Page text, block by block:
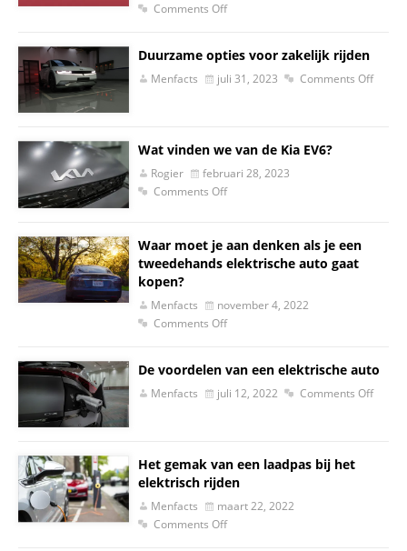
Comments Off
Duurzame opties voor zakelijk rijden
Menfacts juli 31, 2023 Comments Off
Wat vinden we van de Kia EV6?
Rogier
februari 28, 2023
Comments Off
Waar moet je aan denken als je een
tweedehands elektrische auto gaat
kopen?
Menfacts
november 4, 2022
Comments Off
De voordelen van een elektrische auto
Menfacts juli 12, 2022 Comments Off
Het gemak van een laadpas bij het
elektrisch rijden
Menfacts
maart 22, 2022
Comments Off